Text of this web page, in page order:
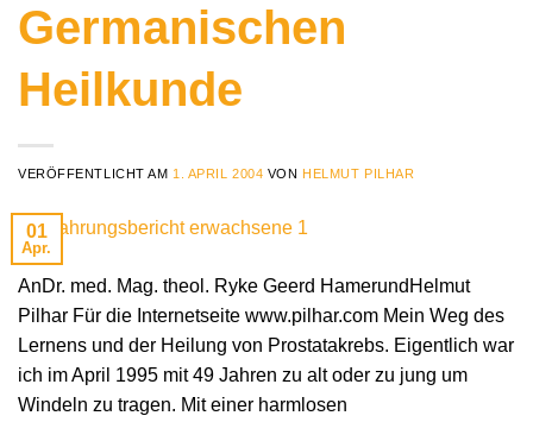
Germanischen
Heilkunde
VERÖFFENTLICHT AM 1. APRIL 2004 VON HELMUT PILHAR
01
Apr.
AnDr. med. Mag. theol. Ryke Geerd HamerundHelmut
Pilhar Für die Internetseite www.pilhar.com Mein Weg des
Lernens und der Heilung von Prostatakrebs. Eigentlich war
ich im April 1995 mit 49 Jahren zu alt oder zu jung um
Windeln zu tragen. Mit einer harmlosen